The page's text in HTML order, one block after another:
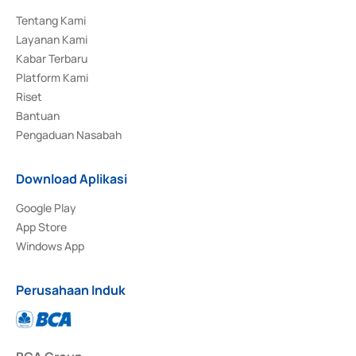
Tentang Kami
Layanan Kami
Kabar Terbaru
Platform Kami
Riset
Bantuan
Pengaduan Nasabah
Download Aplikasi
Google Play
App Store
Windows App
Perusahaan Induk